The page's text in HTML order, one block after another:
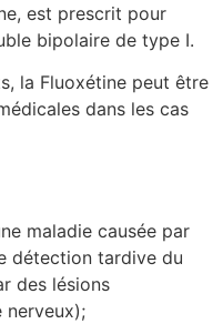
est prescrit pour
bipolaire de type I.
la Fluoxétine peut être
dans les cas
maladie causée par
détection tardive du
des lésions
nerveux);